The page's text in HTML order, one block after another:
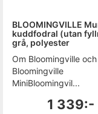
BLOOMINGVILLE
kuddfodral (utan
grå, polyester
Om Bloomingville och
Bloomingville
MiniBloomingvil...
1 339:-